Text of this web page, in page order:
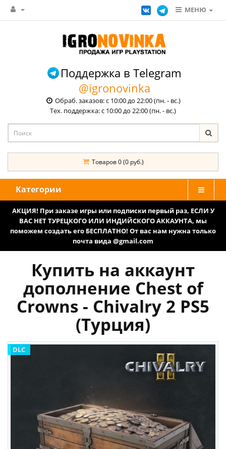
МЕНЮ
Поддержка в Telegram
@igronovinka
Обраб. заказов: с 10:00 до 22:00 (пн. - вс.)
Тех. поддержка: с 10:00 до 22:00 (пн. - вс.)
Товаров 0 (0 руб.)
Категории
АКЦИЯ! При заказе игры или подписки первый раз, ЕСЛИ У
ВАС НЕТ ТУРЕЦКОГО ИЛИ ИНДИЙСКОГО АККАУНТА, мы
поможем создать его БЕСПЛАТНО! От вас нам нужна только
почта вида @gmail.com
Купить на аккаунт
дополнение Chest of
Crowns - Chivalry 2 PS5
(Турция)
DLC